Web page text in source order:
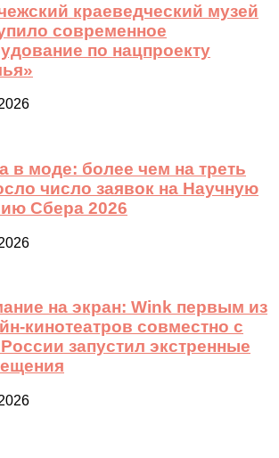
краеведческий музей
современное
по нацпроекту
в моде: более чем на треть
число заявок на Научную
Сбера 2026
на экран: Wink первым из
кинотеатров совместно с
запустил экстренные